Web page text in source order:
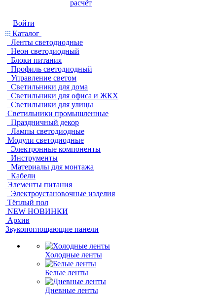
расчёт
Войти
Каталог
Ленты светодиодные
Неон светодиодный
Блоки питания
Профиль светодиодный
Управление светом
Светильники для дома
Светильники для офиса и ЖКХ
Светильники для улицы
Светильники промышленные
Праздничный декор
Лампы светодиодные
Модули светодиодные
Электронные компоненты
Инструменты
Материалы для монтажа
Кабели
Элементы питания
Электроустановочные изделия
Тёплый пол
NEW НОВИНКИ
Архив
Звукопоглощающие панели
Холодные ленты
Белые ленты
Дневные ленты